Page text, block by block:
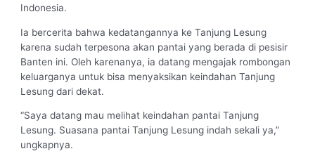
Indonesia.
Ia bercerita bahwa kedatangannya ke Tanjung Lesung
karena sudah terpesona akan pantai yang berada di pesisir
Banten ini. Oleh karenanya, ia datang mengajak rombongan
keluarganya untuk bisa menyaksikan keindahan Tanjung
Lesung dari dekat.
“Saya datang mau melihat keindahan pantai Tanjung
Lesung. Suasana pantai Tanjung Lesung indah sekali ya,”
ungkapnya.